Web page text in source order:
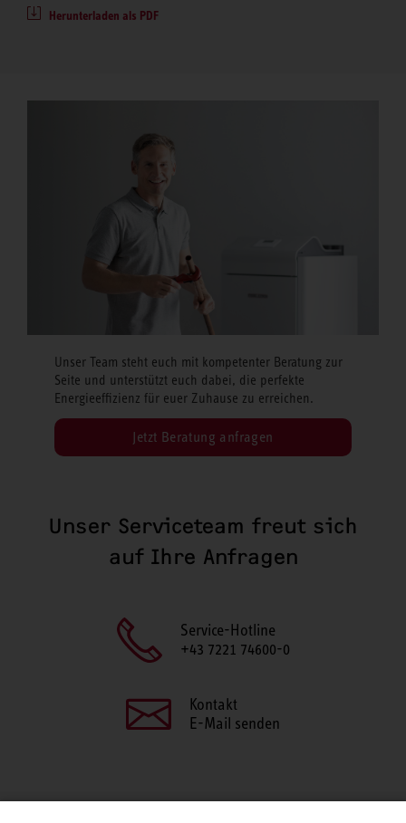
Herunterladen als PDF
Unser Team steht euch mit kompetenter Beratung zur
Seite und unterstützt euch dabei, die perfekte
Energieeffizienz für euer Zuhause zu erreichen.
Jetzt Beratung anfragen
Unser Serviceteam freut sich
auf Ihre Anfragen
Service-Hotline
+43 7221 74600-0
Kontakt
E-Mail senden